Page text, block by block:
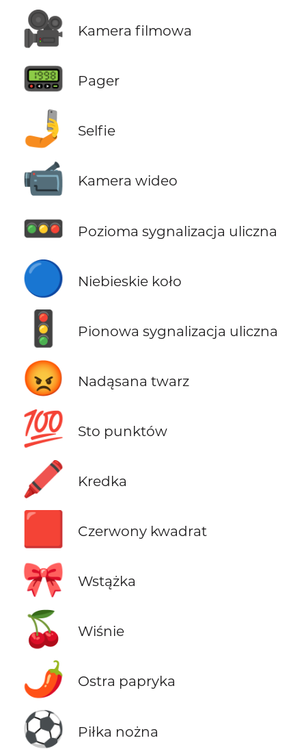
🎥 Kamera filmowa
📟 Pager
🤳 Selfie
📹 Kamera wideo
🚥 Pozioma sygnalizacja uliczna
🔵 Niebieskie koło
🚦 Pionowa sygnalizacja uliczna
😡 Nadąsana twarz
💯 Sto punktów
🖍️ Kredka
🟥 Czerwony kwadrat
🎀 Wstążka
🍒 Wiśnie
🌶️ Ostra papryka
⚽ Piłka nożna